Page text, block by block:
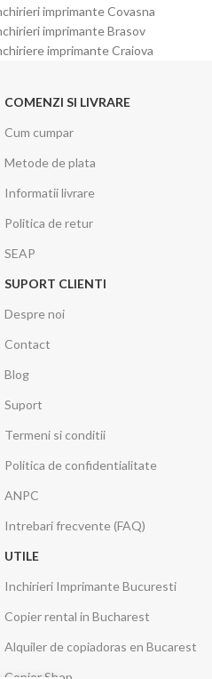
imprimante Covasna
imprimante Brasov
imprimante Craiova
COMENZI SI LIVRARE
Cum cumpar
Metode de plata
Informatii livrare
Politica de retur
SEAP
SUPORT CLIENTI
Despre noi
Contact
Blog
Suport
Termeni si conditii
Politica de confidentialitate
ANPC
Intrebari frecvente (FAQ)
UTILE
Inchirieri Imprimante Bucuresti
Copier rental in Bucharest
Alquiler de copiadoras en Bucarest